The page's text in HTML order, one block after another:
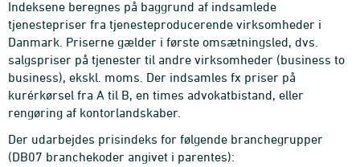
Indeksene beregnes på baggrund af indsamlede
tjenestepriser fra tjenesteproducerende virksomheder i
Danmark. Priserne gælder i første omsætningsled, dvs.
salgspriser på tjenester til andre virksomheder (business to
business), ekskl. moms. Der indsamles fx priser på
kurérkørsel fra A til B, en times advokatbistand, eller
rengøring af kontorlandskaber.
Der udarbejdes prisindeks for følgende branchegrupper
(DB07 branchekoder angivet i parentes):